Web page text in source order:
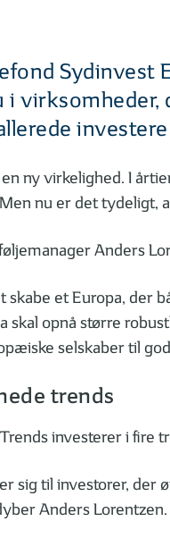
Sydinvest
i
ny virkelighed. I
nu er det tydeligt,
Anders
skabe et Europa, der
skal opnå større
selskaber til
trends
investerer i fire
sig til investorer,
Anders Lorentzen.